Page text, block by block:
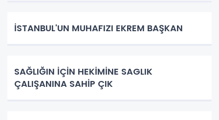
İSTANBUL'UN MUHAFIZI EKREM BAŞKAN
SAĞLIĞIN İÇİN HEKİMİNE SAGLIK
ÇALIŞANINA SAHİP ÇIK